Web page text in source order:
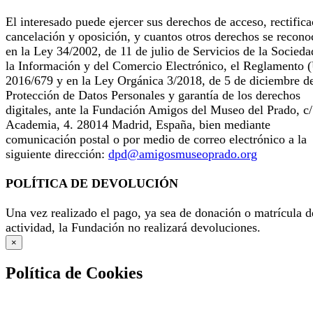
El interesado puede ejercer sus derechos de acceso,
cancelación y oposición, y cuantos otros derechos se
en la Ley 34/2002, de 11 de julio de Servicios de la
la Información y del Comercio Electrónico, el Reglamento
2016/679 y en la Ley Orgánica 3/2018, de 5 de diciembre
Protección de Datos Personales y garantía de los derechos
digitales, ante la Fundación Amigos del Museo del Prado,
Academia, 4. 28014 Madrid, España, bien mediante
comunicación postal o por medio de correo electrónico a la
siguiente dirección: dpd@amigosmuseoprado.org
POLÍTICA DE DEVOLUCIÓN
Una vez realizado el pago, ya sea de donación o matrícula
actividad, la Fundación no realizará devoluciones.
×
Política de Cookies